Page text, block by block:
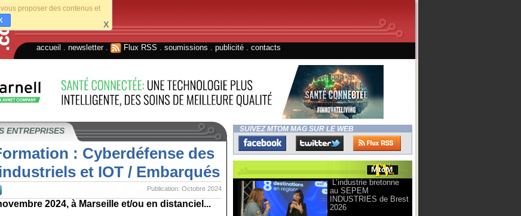
proposer des contenus et
X
accueil newsletter. Flux RSS soumissions publicité contacts
ENTREPRISES
: Cyberdéfense des
et IOT / Embarqués
Publication: Octobre 2024
2024, à Marseille et/ou en distanciel...
SUIVEZ MTOM MAG SUR LE WEB
L’industrie bretonne
au SEPEM
INDUSTRIES de Brest
2026